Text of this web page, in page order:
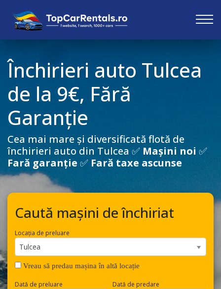
Închirieri auto Tulcea
de la 9€, Fără
Garanție
Cea mai mare și diversificată flotă de
închirieri auto din Tulcea ✅ Mașini noi ✅
Fară garanție ✅ Fară taxe ascunse
Caută mașini de închiriat
Locația de preluare
Tulcea
Vreau să predau mașina în altă locație
Dată de preluare Dată de predare